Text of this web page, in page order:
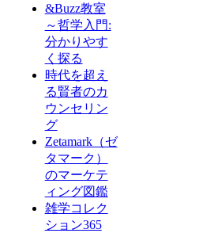
&Buzz教室
～哲学入門:
分かりやす
く探る
時代を超え
る賢者のカ
ウンセリン
グ
Zetamark（ゼ
タマーク）
のマーケテ
ィング図鑑
雑学コレク
ション365